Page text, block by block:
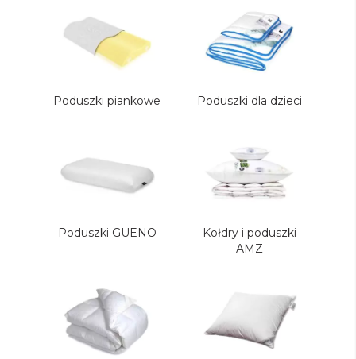
Poduszki piankowe Poduszki dla dzieci
Poduszki GUENO
Kołdry i poduszki
AMZ